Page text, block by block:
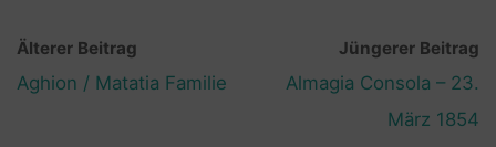
Älterer Beitrag
Aghion / Matatia Familie
Jüngerer Beitrag
Almagia Consola – 23.
März 1854